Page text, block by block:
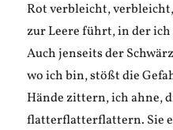
Rot verbleicht,
zur Leere führt, in der
Auch jenseits der
wo ich bin, stößt die
Hände zittern, ich ahne,
flatterflatterflattern. Sie